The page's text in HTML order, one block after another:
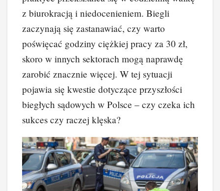
z biurokracją i niedocenieniem. Biegli
zaczynają się zastanawiać, czy warto
poświęcać godziny ciężkiej pracy za 30 zł,
skoro w innych sektorach mogą naprawdę
zarobić znacznie więcej. W tej sytuacji
pojawia się kwestie dotyczące przyszłości
biegłych sądowych w Polsce – czy czeka ich
sukces czy raczej klęska?